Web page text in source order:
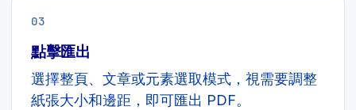
03
點擊匯出
選擇整頁、文章或元素選取模式，視需要調整
紙張大小和邊距，即可匯出 PDF。